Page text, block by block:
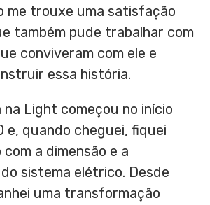
me trouxe uma satisfação
também pude trabalhar com
conviveram com ele e
essa história.
na Light começou no início
e, quando cheguei, fiquei
a dimensão e a
sistema elétrico. Desde
uma transformação